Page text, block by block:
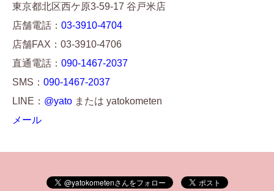
東京都北区西ケ原3-59-17 谷戸米店
店舗電話： 03-3910-4704
店舗FAX：03-3910-4706
直通電話： 090-1467-2037
SMS： 090-1467-2037
LINE： @yato または yatokometen
メール